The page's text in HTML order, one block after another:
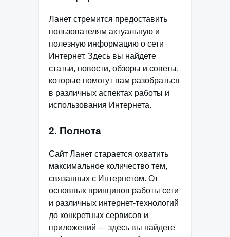
Ланет стремится предоставить
пользователям актуальную и
полезную информацию о сети
Интернет. Здесь вы найдете
статьи, новости, обзоры и советы,
которые помогут вам разобраться
в различных аспектах работы и
использования Интернета.
2. Полнота
Сайт Ланет старается охватить
максимальное количество тем,
связанных с Интернетом. От
основных принципов работы сети
и различных интернет-технологий
до конкретных сервисов и
приложений — здесь вы найдете